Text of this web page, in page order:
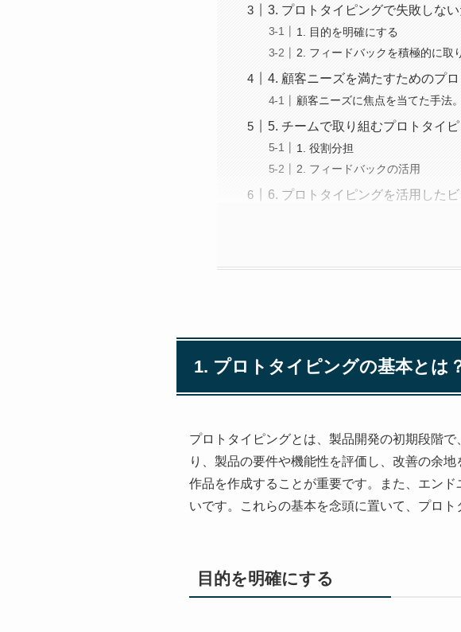
3. プロトタイピングで失敗しな
1. 目的を明確にする
2. フィードバックを積極的に取
4. 顧客ニーズを満たすためのプ
顧客ニーズに焦点を当てた手法。
5. チームで取り組むプロトタイ
1. 役割分担
2. フィードバックの活用
6. プロトタイピングを活用した
1. プロトタイピングの基本とは
プロトタイピングとは、製品開発の初期段階
り、製品の要件や機能性を評価し、改善の余
作品を作成することが重要です。また、エン
いです。これらの基本を念頭に置いて、プロ
目的を明確にする